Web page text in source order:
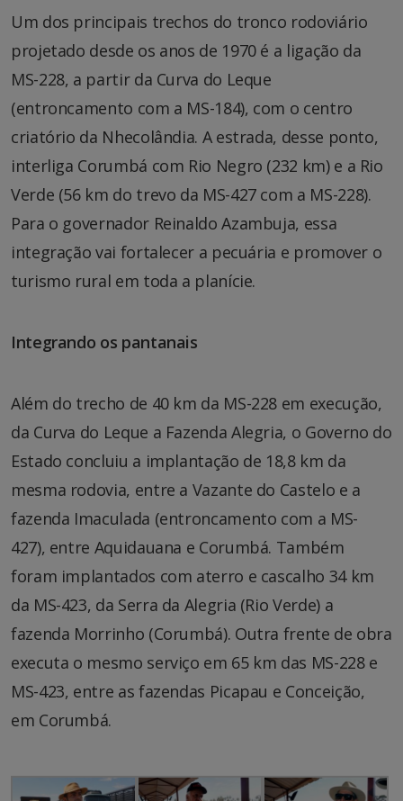
Um dos principais trechos do tronco rodoviário
projetado desde os anos de 1970 é a ligação da
MS-228, a partir da Curva do Leque
(entroncamento com a MS-184), com o centro
criatório da Nhecolândia. A estrada, desse ponto,
interliga Corumbá com Rio Negro (232 km) e a Rio
Verde (56 km do trevo da MS-427 com a MS-228).
Para o governador Reinaldo Azambuja, essa
integração vai fortalecer a pecuária e promover o
turismo rural em toda a planície.
Integrando os pantanais
Além do trecho de 40 km da MS-228 em execução,
da Curva do Leque a Fazenda Alegria, o Governo do
Estado concluiu a implantação de 18,8 km da
mesma rodovia, entre a Vazante do Castelo e a
fazenda Imaculada (entroncamento com a MS-
427), entre Aquidauana e Corumbá. Também
foram implantados com aterro e cascalho 34 km
da MS-423, da Serra da Alegria (Rio Verde) a
fazenda Morrinho (Corumbá). Outra frente de obra
executa o mesmo serviço em 65 km das MS-228 e
MS-423, entre as fazendas Picapau e Conceição,
em Corumbá.